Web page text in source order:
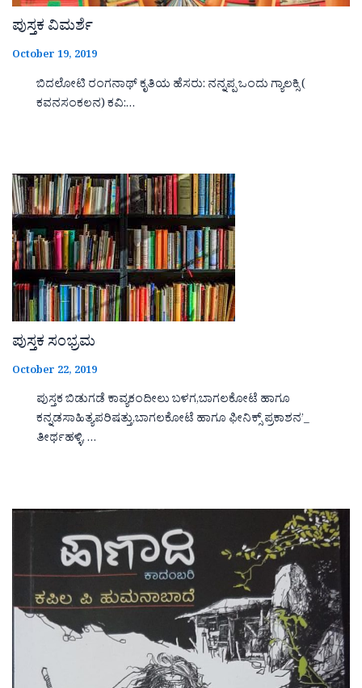
ಪುಸ್ತಕ ವಿಮರ್ಶೆ
October 19, 2019
ಬಿದಲೋಟಿ ರಂಗನಾಥ್ ಕೃತಿಯ ಹೆಸರು: ನನ್ನಪ್ಪ ಒಂದು ಗ್ಯಾಲಕ್ಸಿ (
ಕವನಸಂಕಲನ) ಕವಿ:…
ಪುಸ್ತಕ ಸಂಭ್ರಮ
October 22, 2019
ಪುಸ್ತಕ ಬಿಡುಗಡೆ ಕಾವ್ಯಕಂದೀಲು ಬಳಗ,ಬಾಗಲಕೋಟೆ ಹಾಗೂ
ಕನ್ನಡಸಾಹಿತ್ಯಪರಿಷತ್ತು,ಬಾಗಲಕೋಟೆ ಹಾಗೂ ಫೀನಿಕ್ಸ್ ಪ್ರಕಾಶನ’_
ತೀರ್ಥಹಳ್ಳಿ, …